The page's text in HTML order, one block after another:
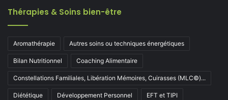
Thérapies & Soins bien-être
Aromathérapie Autres soins ou techniques énergétiques
Bilan Nutritionnel Coaching Alimentaire
Constellations Familiales, Libération Mémoires, Cuirasses (MLC©)...
Diététique Développement Personnel EFT et TIPI